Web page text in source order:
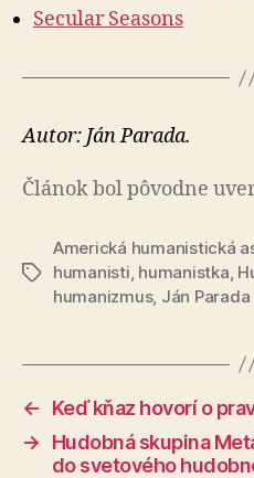
Secular Seasons
Autor: Ján Parada.
Článok bol pôvodne
Značky
Americká humanistická
humanisti humanistka
humanizmus, Ján Parada
←
Keď kňaz hovorí o
→
Hudobná skupina
do svetového